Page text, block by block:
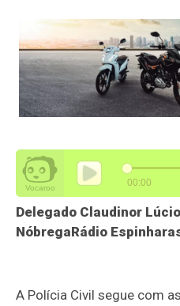
Delegado Claudinor
NóbregaRádio
A Polícia Civil segue com